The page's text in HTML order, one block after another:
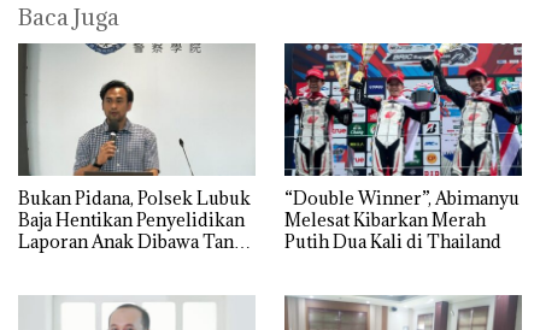
Baca Juga
Bukan Pidana, Polsek Lubuk
Baja Hentikan Penyelidikan
Laporan Anak Dibawa Tanpa
“Double Winner”, Abimanyu
Melesat Kibarkan Merah
Putih Dua Kali di Thailand